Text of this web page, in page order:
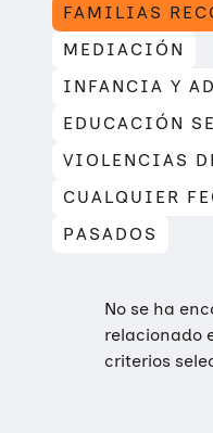
FAMILIAS
MEDIACIÓN
INFANCIA Y
EDUCACIÓN
VIOLENCIAS
CUALQUIER
PASADOS
No se ha
relacionado
criterios